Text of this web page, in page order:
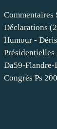
Commentaires
Déclarations
Humour -
Présidentielles
Da59-
Congrès Ps